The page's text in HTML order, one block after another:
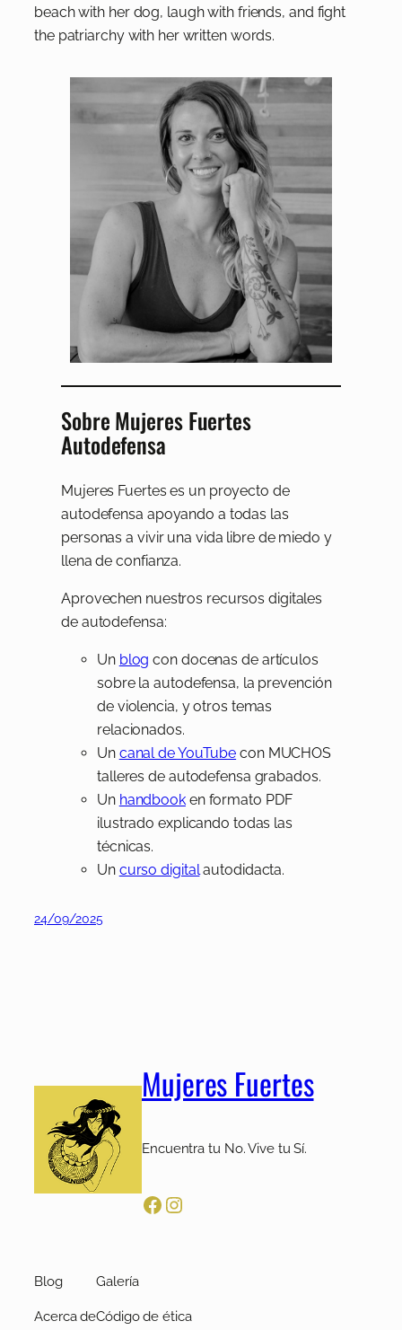
beach with her dog, laugh with friends, and fight
the patriarchy with her written words.
Sobre Mujeres Fuertes
Autodefensa
Mujeres Fuertes es un proyecto de
autodefensa apoyando a todas las
personas a vivir una vida libre de miedo y
llena de confianza.
Aprovechen nuestros recursos digitales
de autodefensa:
Un blog con docenas de artículos
sobre la autodefensa, la prevención
de violencia, y otros temas
relacionados.
Un canal de YouTube con MUCHOS
talleres de autodefensa grabados.
Un handbooken formato PDF
ilustrado explicando todas las
técnicas.
Un curso digitalautodidacta.
24/09/2025
Mujeres Fuertes
Encuentra tu No. Vive tu Sí.
Facebook Instagram
Blog
Acerca de
Galería
Código de ética